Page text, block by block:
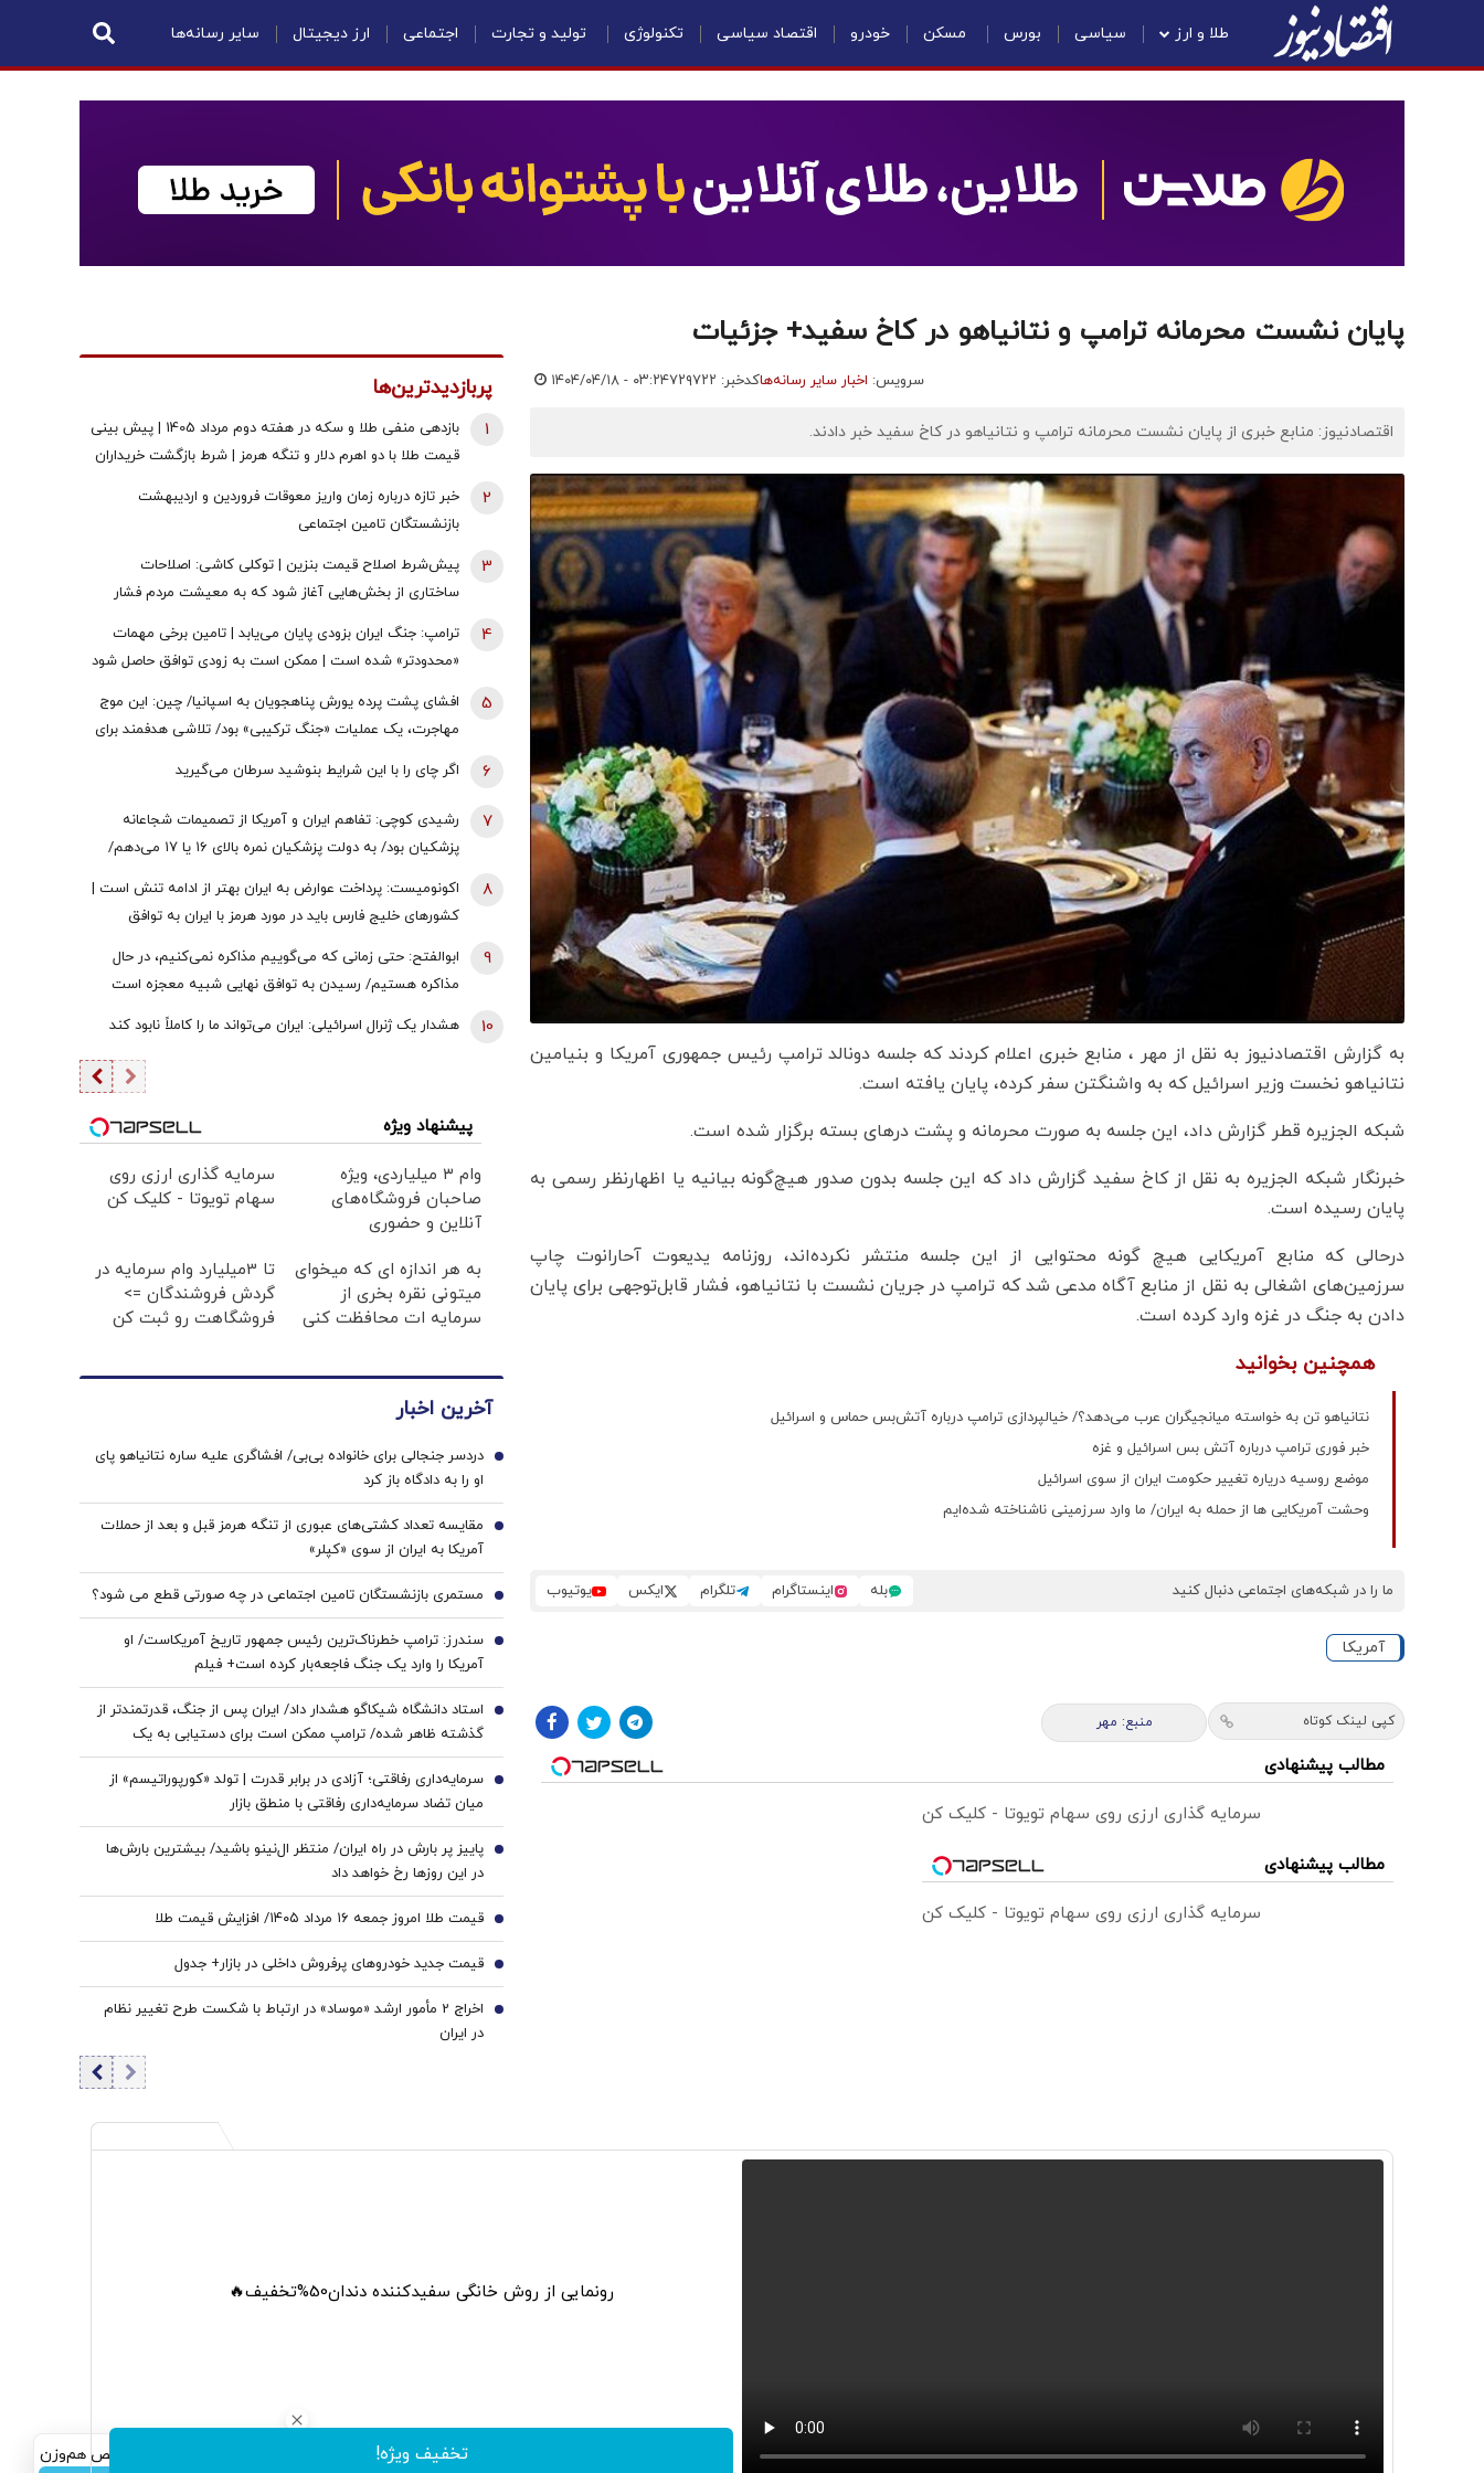
طلا و ارز سیاسی بورس مسکن خودرو اقتصاد سیاسی تکنولوژی تولید و تجارت اجتماعی ارز دیجیتال سایر رسانه‌ها
پایان نشست محرمانه ترامپ و نتانیاهو در کاخ سفید+ جزئیات
سرویس: اخبار سایر رسانه‌هاکدخبر: ۷۲۹۷۲۲ ۱۴۰۴/۰۴/۱۸ - ۰۳:۲۴
اقتصادنیوز: منابع خبری از پایان نشست محرمانه ترامپ و نتانیاهو در کاخ سفید خبر دادند.
به گزارش اقتصادنیوز به نقل از مهر ، منابع خبری اعلام کردند که جلسه دونالد ترامپ رئیس جمهوری آمریکا و بنیامین
نتانیاهو نخست وزیر اسرائیل که به واشنگتن سفر کرده، پایان یافته است.
شبکه الجزیره قطر گزارش داد، این جلسه به صورت محرمانه و پشت درهای بسته برگزار شده است.
خبرنگار شبکه الجزیره به نقل از کاخ سفید گزارش داد که این جلسه بدون صدور هیچ‌گونه بیانیه یا اظهارنظر رسمی به
پایان رسیده است.
درحالی که منابع آمریکایی هیچ گونه محتوایی از این جلسه منتشر نکرده‌اند، روزنامه یدیعوت آحارانوت چاپ
سرزمین‌های اشغالی به نقل از منابع آگاه مدعی شد که ترامپ در جریان نشست با نتانیاهو، فشار قابل‌توجهی برای پایان
دادن به جنگ در غزه وارد کرده است.
همچنین بخوانید
نتانیاهو تن به خواسته میانجیگران عرب می‌دهد؟/ خیالپردازی ترامپ درباره آتش‌بس حماس و اسرائیل
خبر فوری ترامپ درباره آتش بس اسرائیل و غزه
موضع روسیه دریاره تغییر حکومت ایران از سوی اسرائیل
وحشت آمریکایی ها از حمله به ایران/ ما وارد سرزمینی ناشناخته شده‌ایم
ما را در شبکه‌های اجتماعی دنبال کنید بله اینستاگرام تلگرام ایکس یوتیوب
آمریکا
کپی لینک کوتاه منبع: مهر
مطالب پیشنهادی
سرمایه گذاری ارزی روی سهام تویوتا - کلیک کن
مطالب پیشنهادی
سرمایه گذاری ارزی روی سهام تویوتا - کلیک کن
سرمایه‌گذاری همسنگ با شاخص هم‌وزن
پربازدیدترین‌ها
بازدهی منفی طلا و سکه در هفته دوم مرداد 1405 | پیش بینی
قیمت طلا با دو اهرم دلار و تنگه هرمز | شرط بازگشت خریداران
1
خبر تازه درباره زمان واریز معوقات فروردین و اردیبهشت
بازنشستگان تامین اجتماعی
2
پیش‌شرط اصلاح قیمت بنزین | توکلی کاشی: اصلاحات
ساختاری از بخش‌هایی آغاز شود که به معیشت مردم فشار
3
ترامپ: جنگ ایران بزودی پایان می‌یابد | تامین برخی مهمات
«محدودتر» شده است | ممکن است به زودی توافق حاصل شود
4
افشای پشت پرده یورش پناهجویان به اسپانیا/ چین: این موج
مهاجرت، یک عملیات «جنگ ترکیبی» بود/ تلاشی هدفمند برای
اعمال فشار بر دولت «پدرو سانچز»
5
اگر چای را با این شرایط بنوشید سرطان می‌گیرید 6
رشیدی کوچی: تفاهم ایران و آمریکا از تصمیمات شجاعانه
پزشکیان بود/ به دولت پزشکیان نمره بالای ۱۶ یا ۱۷ می‌دهم/
مشکلات بزرگی روبه‌رو می‌شد/ اگر جلیلی رئیس‌جمهور
می‌شد...
7
اکونومیست: پرداخت عوارض به ایران بهتر از ادامه تنش است |
کشورهای خلیج فارس باید در مورد هرمز با ایران به توافق
برسند | اعراب در مخمصهِ ترامپ گرفتار شده‌اند
8
ابوالفتح: حتی زمانی که می‌گوییم مذاکره نمی‌کنیم، در حال
مذاکره هستیم/ رسیدن به توافق نهایی شبیه معجزه است
9
هشدار یک ژنرال اسرائیلی: ایران می‌تواند ما را کاملاً نابود کند 10
پیشنهاد ویژه
وام ۳ میلیاردی، ویژه
صاحبان فروشگاه‌های
آنلاین و حضوری
سرمایه گذاری ارزی روی
سهام تویوتا - کلیک کن
به هر اندازه ای که میخوای
میتونی نقره بخری از
سرمایه ات محافظت کنی
تا 3میلیارد وام سرمایه در
گردش فروشندگان =>
فروشگاهت رو ثبت کن
آخرین اخبار
دردسر جنجالی برای خانواده بی‌بی/ افشاگری علیه ساره نتانیاهو پای
او را به دادگاه باز کرد
1
مقایسه تعداد کشتی‌های عبوری از تنگه هرمز قبل و بعد از حملات
آمریکا به ایران از سوی «کپلر»
2
مستمری بازنشستگان تامین اجتماعی در چه صورتی قطع می شود؟ 3
سندرز: ترامپ خطرناک‌ترین رئیس جمهور تاریخ آمریکاست/ او
آمریکا را وارد یک جنگ فاجعه‌بار کرده است+ فیلم
4
استاد دانشگاه شیکاگو هشدار داد/ ایران پس از جنگ، قدرتمندتر از
گذشته ظاهر شده/ ترامپ ممکن است برای دستیابی به یک
پیروزی نمادین پیش از انتخابات میان‌دوره‌ای کنگره، به عملیات
زمینی روی بیاورد
5
سرمایه‌داری رفاقتی؛ آزادی در برابر قدرت | تولد «کورپوراتیسم» از
میان تضاد سرمایه‌داری رفاقتی با منطق بازار
6
پاییز پر بارش در راه ایران/ منتظر ال‌نینو باشید/ بیشترین بارش‌ها
در این روزها رخ خواهد داد
7
قیمت طلا امروز جمعه ۱۶ مرداد ۱۴۰۵/ افزایش قیمت طلا 8
قیمت جدید خودروهای پرفروش داخلی در بازار+ جدول 9
اخراج 2 مأمور ارشد «موساد» در ارتباط با شکست طرح تغییر نظام
در ایران
10
رونمایی از روش خانگی سفیدکننده دندان50%تخفیف🔥
تخفیف ویژه!